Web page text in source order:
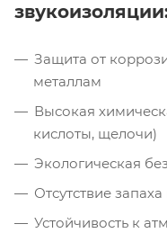
Защита от
металлам
Высокая
кислоты, щелочи)
Экологическая
Отсутствие
Устойчивость к